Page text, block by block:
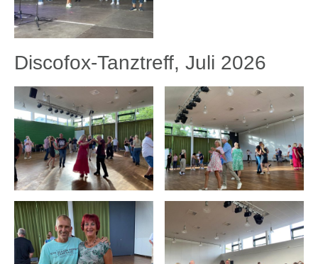
Discofox-Tanztreff, Juli 2026